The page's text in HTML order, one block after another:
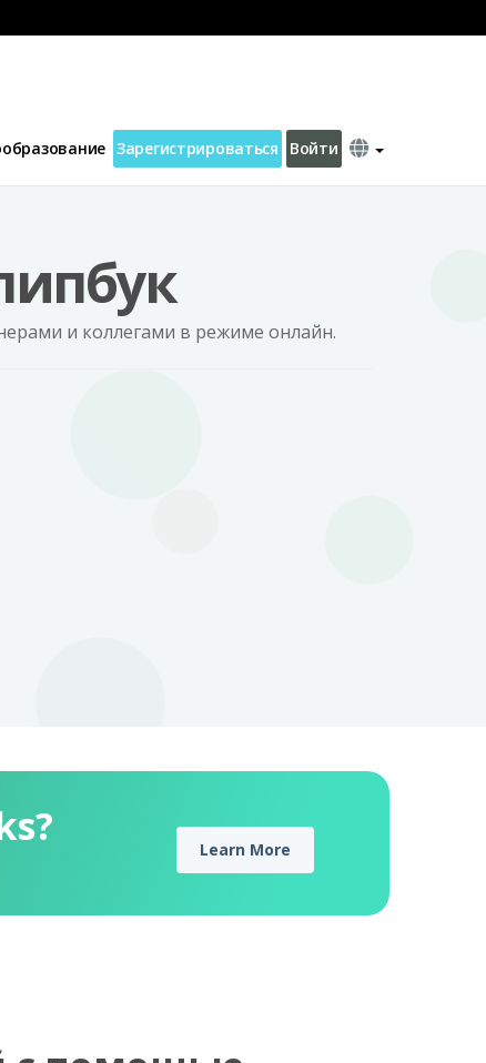
Зарегистрироваться Войти
PDF, PPTX, EBook to Flipbook Hot
и коллегами в режиме онлайн.
Learn More